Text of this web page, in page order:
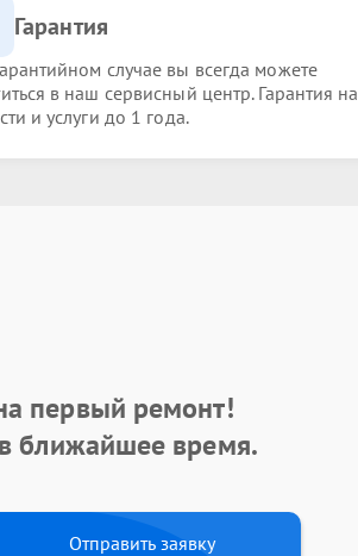
Гарантия
случае вы всегда можете
в наш сервисный центр. Гарантия на
и услуги до 1 года.
первый ремонт!
ближайшее время.
Отправить заявку